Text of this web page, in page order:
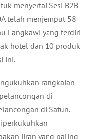
menyertai Sesi B2B
telah menjemput 58
Langkawi yang terdiri
hotel dan 10 produk
ini.
rangkaian
di
di Satun.
jiran yang paling